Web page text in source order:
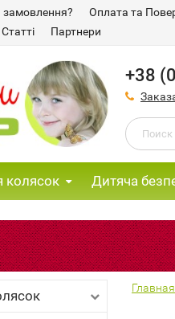
замовлення? Оплата та
Статті Партнери
+38
колясок Дитяча
Главная